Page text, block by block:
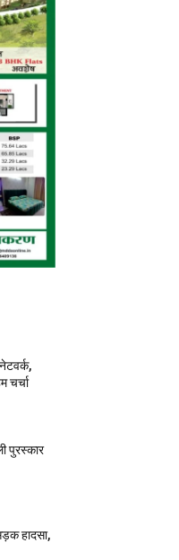
चर्चा
पुरस्कार
हादसा,